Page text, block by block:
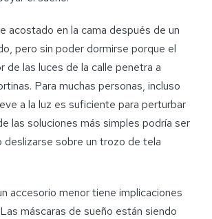
acostado en la cama después de un
pero sin poder dormirse porque el
de las luces de la calle penetra a
Para muchas personas, incluso
a la luz es suficiente para perturbar
las soluciones más simples podría ser
deslizarse sobre un trozo de tela
accesorio menor tiene implicaciones
máscaras de sueño están siendo